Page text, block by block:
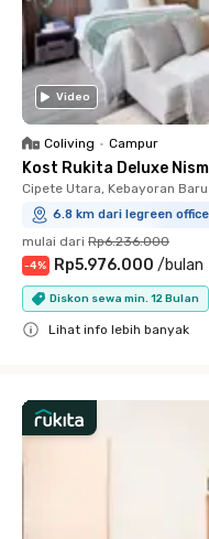
Video
Coliving • Campur
Kost Rukita Deluxe
Cipete Utara, Kebayoran Baru
6.8 km dari legreen
mulai dari Rp6.236.000
-4% Rp5.976.000 /bulan
Diskon sewa min. 12 Bulan
Lihat info lebih banyak